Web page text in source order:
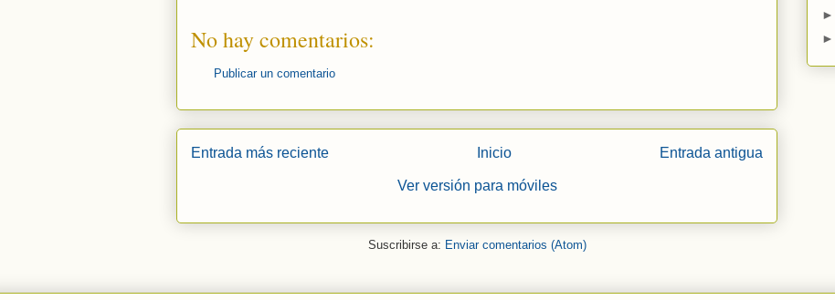
No hay comentarios:
Publicar un comentario
Entrada más reciente Entrada antigua
Inicio
Ver versión para móviles
Suscribirse a: Enviar comentarios (Atom)
►
►